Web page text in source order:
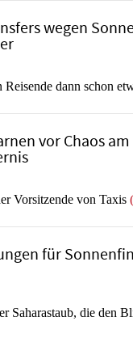
wegen
Reisende dann schon
vor Chaos am
Vorsitzende von Taxis
für
Saharastaub, die den